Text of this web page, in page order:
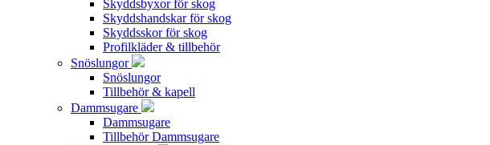
Skyddsbyxor för skog
Skyddshandskar för skog
Skyddsskor för skog
Profilkläder & tillbehör
Snöslungor
Snöslungor
Tillbehör & kapell
Dammsugare
Dammsugare
Tillbehör Dammsugare